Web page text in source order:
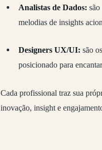
Analistas de Dados:
melodias de insights
Designers UX/UI: são
posicionado para
Cada profissional traz sua
inovação, insight e